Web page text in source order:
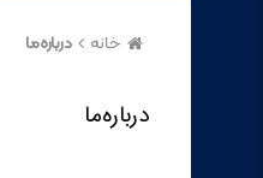
خانه دربار‌ه‌ما
دربار‌ه‌ما